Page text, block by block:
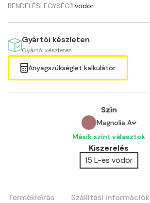
RENDELÉSI EGYSÉG1 vödör
Gyártói készleten
Gyártói készleten
Anyagszükséglet kalkulátor
Szín
Magnolia A
Amber D
Apple D
Másik színt választok
Kiszerelés
15 L-es vödör
Termékleírás Szállítási információk